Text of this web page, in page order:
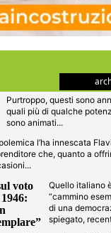
Purtroppo, questi sono
quali più di qualche
sono animati...
l’ha innescata
che, quanto a
...
voto
Quello italiano
“cammino
di una
spiegato,